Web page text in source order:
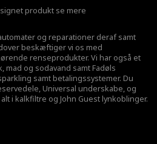
produkt se mere
og reparationer deraf samt
beskæftiger vi os med
renseprodukter. Vi har også et
mad og sodavand samt Fadøls
samt betalingssystemer. Du
Universal underskabe, og
i kalkfiltre og John Guest lynkoblinger.